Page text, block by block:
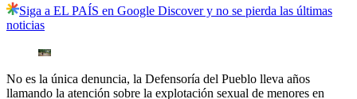
Siga a EL PAÍS en Google Discover y no se pierda las últimas
noticias
No es la única denuncia, la Defensoría del Pueblo lleva años
llamando la atención sobre la explotación sexual de menores en